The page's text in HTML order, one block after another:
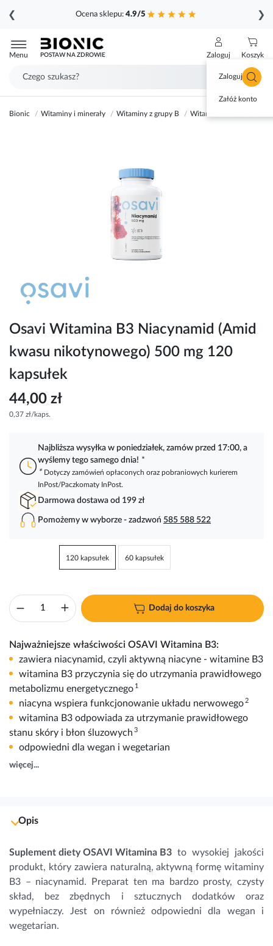
Ocena sklepu: 4.9/5
❮ ❯
do
treści
Menu POSTAW NA ZDROWIE Zaloguj
Zaloguj się
Załóż konto
Koszyk
Bionic Witaminy i minerały Witaminy z grupy B Witamina B3
początek
Osavi Witamina B3 Niacynamid (Amid
kwasu nikotynowego) 500 mg 120
kapsułek
44,00 zł
0,37 zł/kaps.
Najbliższa wysyłka w poniedziałek, zamów przed 17:00, a
wyślemy tego samego dnia! *
* Dotyczy zamówień opłaconych oraz pobraniowych kurierem
InPost/Paczkomaty InPost.
Darmowa dostawa od 199 zł
Pomożemy w wyborze - zadzwoń 585 588 522
60 kapsułek
120 kapsułek
Dodaj do koszyka
Najważniejsze właściwości OSAVI Witamina B3:
zawiera niacynamid, czyli aktywną niacyne - witamine B3
witamina B3 przyczynia się do utrzymania prawidłowego
metabolizmu energetycznego1
niacyna wspiera funkcjonowanie układu nerwowego2
witamina B3 odpowiada za utrzymanie prawidłowego
stanu skóry i błon śluzowych3
odpowiedni dla wegan i wegetarian
więcej...
Opis
Suplement diety OSAVI Witamina B3 to wysokiej jakości
produkt, który zawiera naturalną, aktywną formę witaminy
B3 – niacynamid. Preparat ten ma bardzo prosty, czysty
skład, bez zbędnych i sztucznych dodatków oraz
wypełniaczy. Jest on również odpowiedni dla wegan i
wegetarian.